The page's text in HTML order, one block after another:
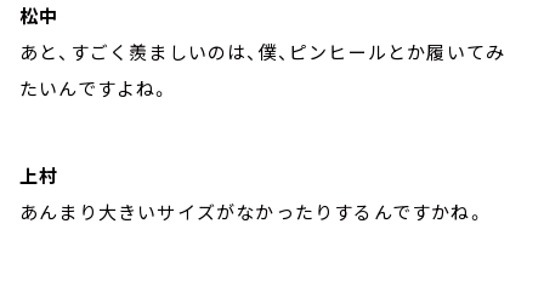
松中
あと、すごく羨ましいのは、僕、ピンヒールとか履いてみ
たいんですよね。
上村
あんまり大きいサイズがなかったりするんですかね。